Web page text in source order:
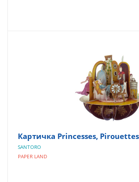
Картичка Princesses, Pirouettes
SANTORO
PAPER LAND